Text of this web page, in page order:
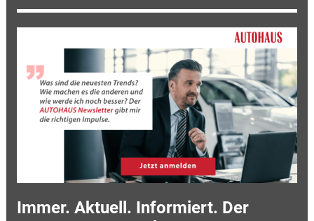
Immer. Aktuell. Informiert. Der